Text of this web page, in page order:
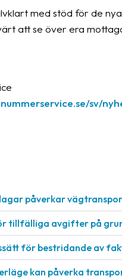
med stöd för de
att se över era
sv/
påverkar
tillfälliga avgifter på
för bestridande av
kan påverka